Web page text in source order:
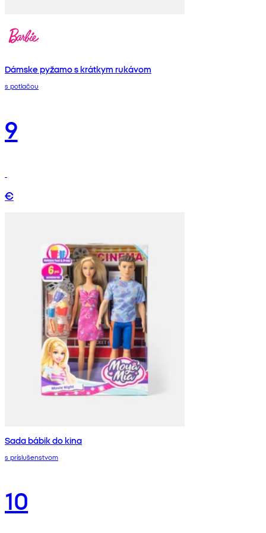
Dámske pyžamo s krátkym rukávom
s potlačou
9
€
Sada bábik do kina
s príslušenstvom
10